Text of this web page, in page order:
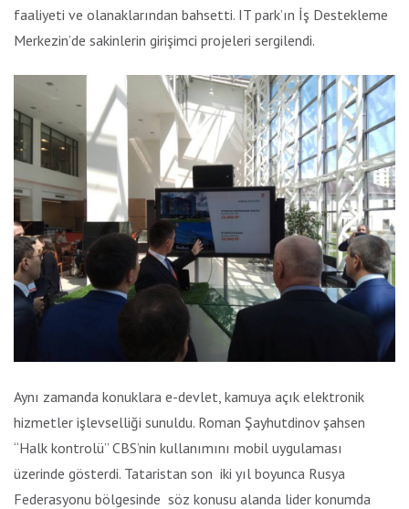
faaliyeti ve olanaklarından bahsetti. IT park’ın İş Destekleme
Merkezin’de sakinlerin girişimci projeleri sergilendi.
Aynı zamanda konuklara e-devlet, kamuya açık elektronik
hizmetler işlevselliği sunuldu. Roman Şayhutdinov şahsen
“Halk kontrolü” CBS’nin kullanımını mobil uygulaması
üzerinde gösterdi. Tataristan son iki yıl boyunca Rusya
Federasyonu bölgesinde söz konusu alanda lider konumda